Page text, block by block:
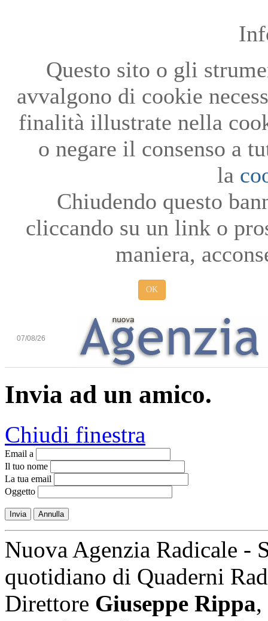
Questo sito o gli
avvalgono di cookie
finalità illustrate nella
o negare il consenso a
la
Chiudendo questo
cliccando su un link o
maniera,
OK
07/08/26
Invia ad un amico.
Chiudi finestra
Email a
Il tuo nome
La tua email
Oggetto
Invia Annulla
Nuova Agenzia Radicale -
quotidiano di Quaderni
Direttore Giuseppe Rippa,